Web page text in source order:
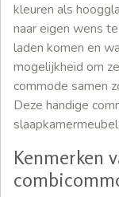
kleuren als
naar eigen wens
laden komen en
mogelijkheid om
commode samen
Deze handige
Kenmerken